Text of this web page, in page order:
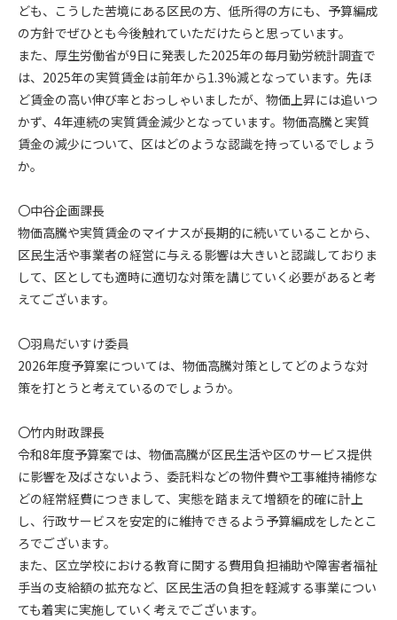
ども、こうした苦境にある区民の方、低所得の方にも、予算編成
の方針でぜひとも今後触れていただけたらと思っています。
また、厚生労働省が9日に発表した2025年の毎月勤労統計調査で
は、2025年の実質賃金は前年から1.3%減となっています。先ほ
ど賃金の高い伸び率とおっしゃいましたが、物価上昇には追いつ
かず、4年連続の実質賃金減少となっています。物価高騰と実質
賃金の減少について、区はどのような認識を持っているでしょう
か。
〇中谷企画課長
物価高騰や実質賃金のマイナスが長期的に続いていることから、
区民生活や事業者の経営に与える影響は大きいと認識しておりま
して、区としても適時に適切な対策を講じていく必要があると考
えてございます。
〇羽鳥だいすけ委員
2026年度予算案については、物価高騰対策としてどのような対
策を打とうと考えているのでしょうか。
〇竹内財政課長
令和8年度予算案では、物価高騰が区民生活や区のサービス提供
に影響を及ばさないよう、委託料などの物件費や工事維持補修な
どの経常経費につきまして、実態を踏まえて増額を的確に計上
し、行政サービスを安定的に維持できるよう予算編成をしたとこ
ろでございます。
また、区立学校における教育に関する費用負担補助や障害者福祉
手当の支給額の拡充など、区民生活の負担を軽減する事業につい
ても着実に実施していく考えでございます。